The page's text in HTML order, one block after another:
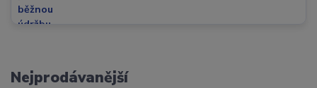
Nejprodávanější